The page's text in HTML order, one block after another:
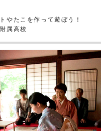
やたこを作って遊ぼう！
属高校